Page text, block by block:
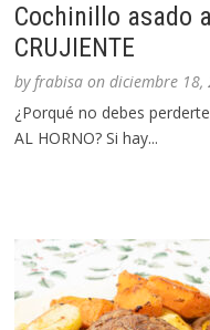
Cochinillo asado
CRUJIENTE
byfrabisa ondiciembre 18,
¿Porqué no debes
AL HORNO? Si hay...